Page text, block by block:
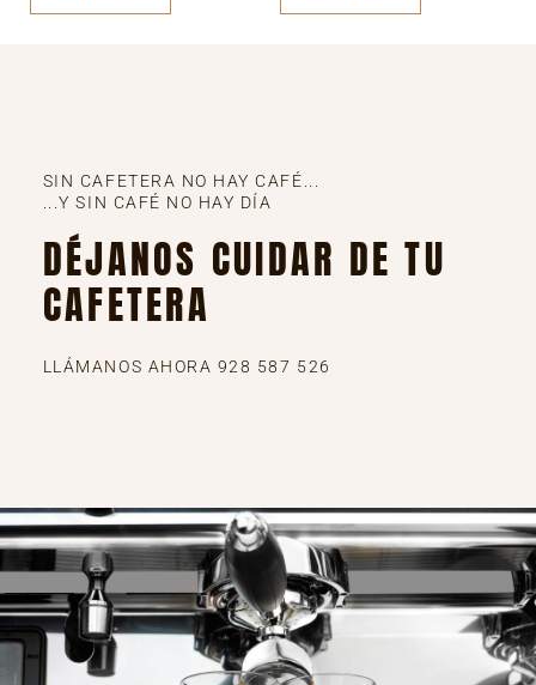
SIN CAFETERA NO HAY CAFÉ...
...Y SIN CAFÉ NO HAY DÍA
DÉJANOS CUIDAR DE TU
CAFETERA
LLÁMANOS AHORA 928 587 526